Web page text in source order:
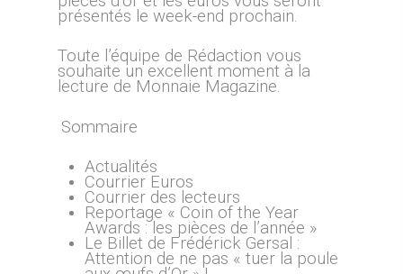
présentés le week-end prochain.
Toute l’équipe de Rédaction vous
souhaite un excellent moment à la
lecture de Monnaie Magazine.
Sommaire
Actualités
Courrier Euros
Courrier des lecteurs
Reportage « Coin of the Year
Awards : les pièces de l’année »
Le Billet de Frédérick Gersal :
Attention de ne pas « tuer la poule